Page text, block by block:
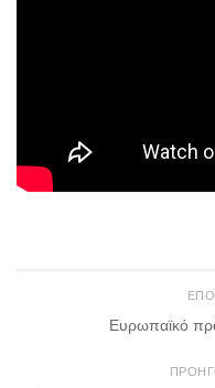
Ευρωπαϊκό